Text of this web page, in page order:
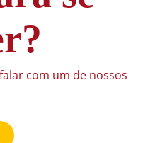
com um de nossos